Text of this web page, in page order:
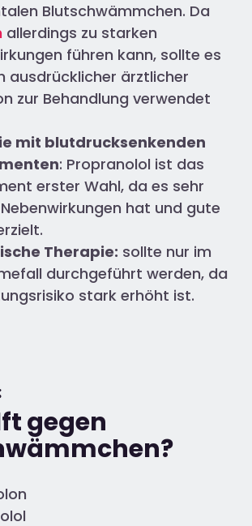
Blutschwämmchen. Da
allerdings zu starken
führen kann, sollte es
ausdrücklicher ärztlicher
zur Behandlung verwendet
mit blutdrucksenkenden
: Propranolol ist das
erster Wahl, da es sehr
hat und gute
Therapie: sollte nur im
durchgeführt werden, da
stark erhöht ist.
gegen